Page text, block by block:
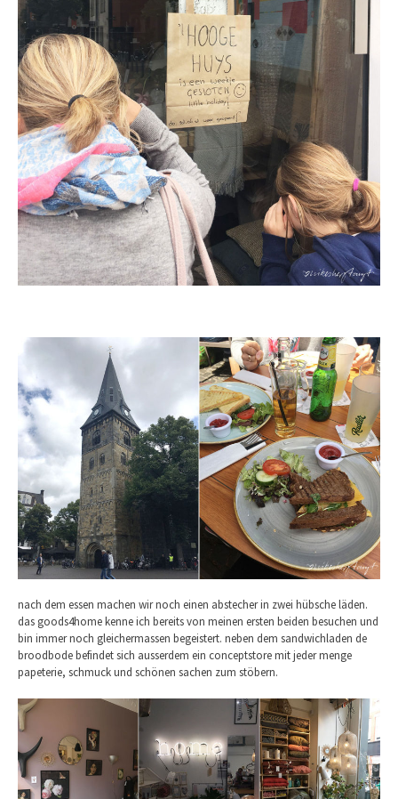
nach dem essen machen wir noch einen abstecher in zwei hübsche läden.
das goods4home kenne ich bereits von meinen ersten beiden besuchen und
bin immer noch gleichermassen begeistert. neben dem sandwichladen de
broodbode befindet sich ausserdem ein conceptstore mit jeder menge
papeterie, schmuck und schönen sachen zum stöbern.